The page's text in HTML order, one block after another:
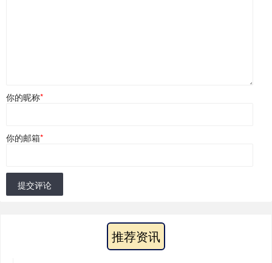
你的昵称*
你的邮箱*
提交评论
推荐资讯